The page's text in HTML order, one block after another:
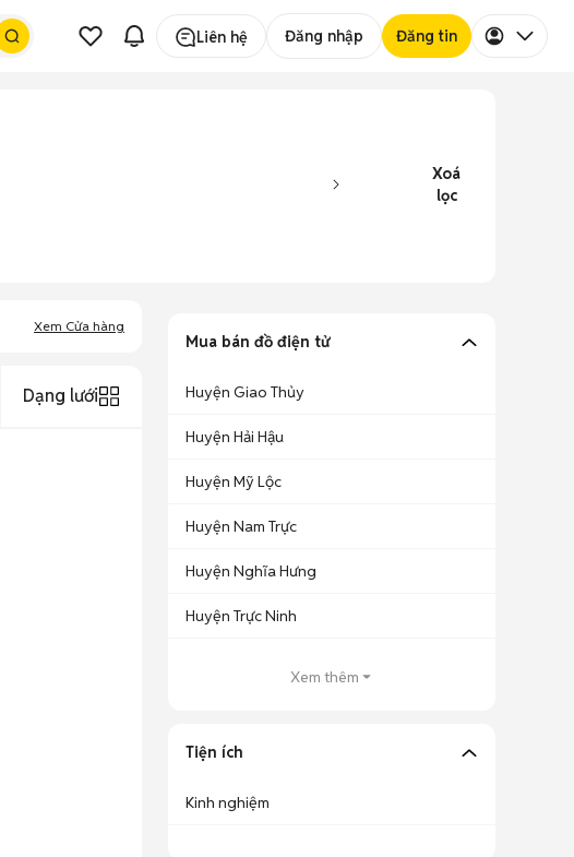
Liên hệ Đăng nhập Đăng tin
Xoá
lọc
Xem Cửa hàng
Dạng lưới
Mua bán đồ điện tử
Huyện Giao Thủy
Huyện Hải Hậu
Huyện Mỹ Lộc
Huyện Nam Trực
Huyện Nghĩa Hưng
Huyện Trực Ninh
Xem thêm
Tiện ích
Kinh nghiệm